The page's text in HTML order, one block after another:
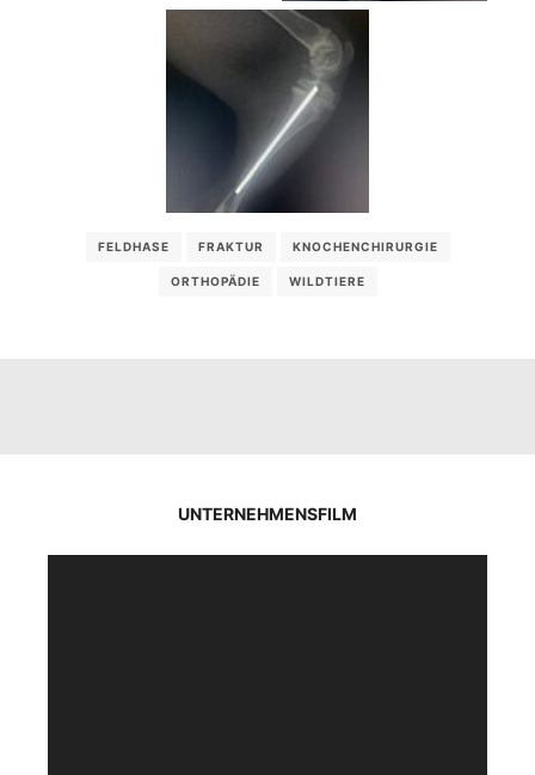
FELDHASE FRAKTUR KNOCHENCHIRURGIE
ORTHOPÄDIE WILDTIERE
UNTERNEHMENSFILM